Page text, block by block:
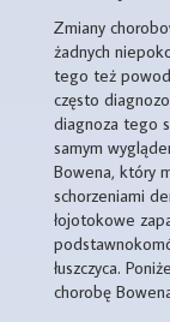
Zmiany
żadnych
tego też
często
diagnoza tego
samym
Bowena, który
schorzeniami
łojotokowe
łuszczyca.
chorobę